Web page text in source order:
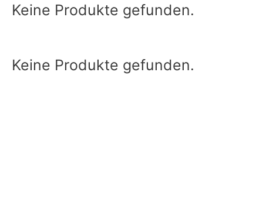
Keine Produkte gefunden.
Keine Produkte gefunden.